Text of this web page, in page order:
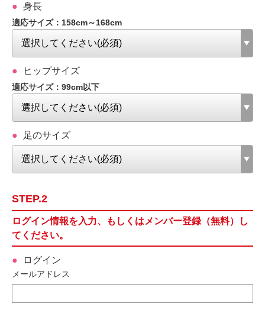
身長
適応サイズ：158cm～168cm
ヒップサイズ
適応サイズ：99cm以下
足のサイズ
STEP.2
ログイン情報を入力、もしくはメンバー登録（無料）し
てください。
ログイン
メールアドレス